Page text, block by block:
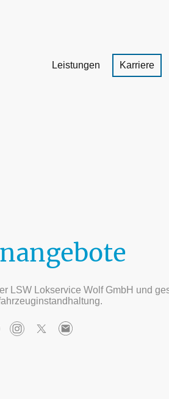
Leistungen Karriere
LSW Lokservice Wolf GmbH und